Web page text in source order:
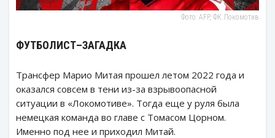
Фото: AFP, ФК Локомотив
ФУТБОЛИСТ–ЗАГАДКА
Трансфер Марио Митая прошел летом 2022 года и
оказался совсем в тени из-за взрывоопасной
ситуации в «Локомотиве». Тогда еще у руля была
немецкая команда во главе с Томасом Цорном.
Именно под нее и приходил Митай.